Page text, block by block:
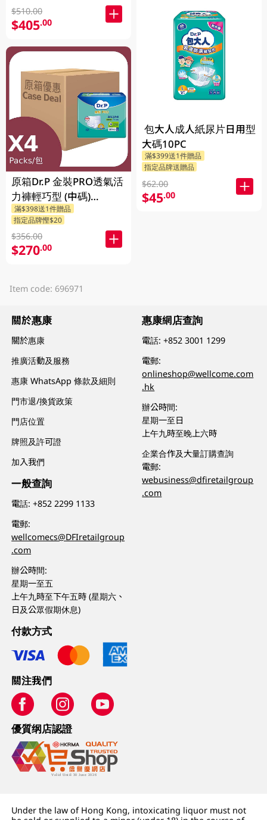
$510.00
$405.00
原箱Dr.P 金裝PRO透氣活
力褲輕巧型 (中碼)
4X12PCS
滿$398送1件贈品
指定品牌慳$20
$356.00
$270.00
包大人成人紙尿片日用型
大碼10PC
滿$399送1件贈品
指定品牌送贈品
$62.00
$45.00
Item code: 696971
關於惠康
關於惠康
推廣活動及服務
惠康 WhatsApp 條款及細則
門市退/換貨政策
門店位置
牌照及許可證
加入我們
一般查詢
電話:+852 2299 1133
電郵:
wellcomecs@DFIretailgroup
.com
辦公時間:
星期一至五
上午九時至下午五時 (星期六、
日及公眾假期休息)
惠康網店查詢
電話:+852 3001 1299
電郵:
onlineshop@wellcome.com
.hk
辦公時間:
星期一至日
上午九時至晚上六時
企業合作及大量訂購查詢
電郵:
webusiness@dfiretailgroup
.com
付款方式
關注我們
優質纲店認證
Under the law of Hong Kong, intoxicating liquor must not